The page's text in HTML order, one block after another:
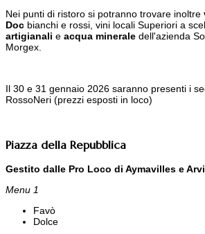
Nei punti di ristoro si potranno trovare inoltre
Doc bianchi e rossi, vini locali Superiori a
artigianali e acqua minerale dell'azienda
Morgex.
Il 30 e 31 gennaio 2026 saranno presenti i
RossoNeri (prezzi esposti in loco)
Piazza della Repubblica
Gestito dalle Pro Loco di Aymavilles e
Menu 1
Favò
Dolce